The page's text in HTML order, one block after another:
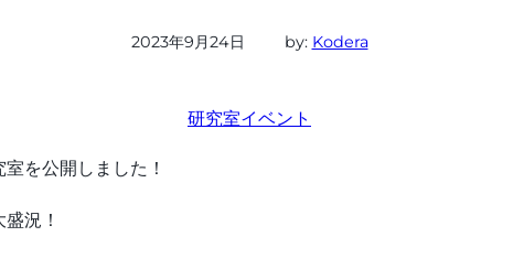
2023年9月24日 by: Kodera
研究室イベント
を公開しました！
況！